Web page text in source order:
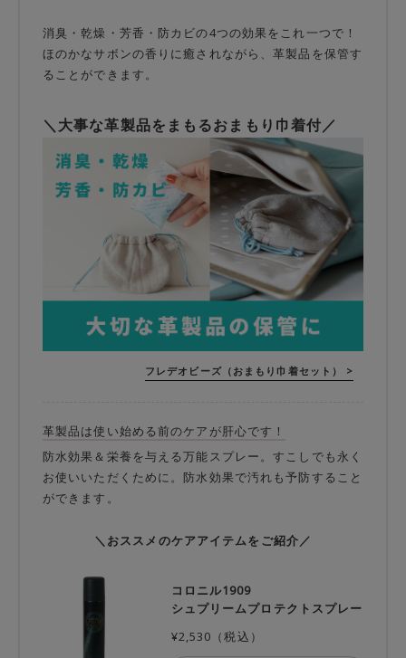
消臭・乾燥・芳香・防カビの4つの効果をこれ一つで！
ほのかなサボンの香りに癒されながら、革製品を保管す
ることができます。
＼大事な革製品をまもるおまもり巾着付／
フレデオビーズ（おまもり巾着セット） >
革製品は使い始める前のケアが肝心です！
防水効果＆栄養を与える万能スプレー。すこしでも永く
お使いいただくために。防水効果で汚れも予防すること
ができます。
＼おススメのケアアイテムをご紹介／
コロニル1909
シュプリームプロテクトスプレー
¥2,530（税込）